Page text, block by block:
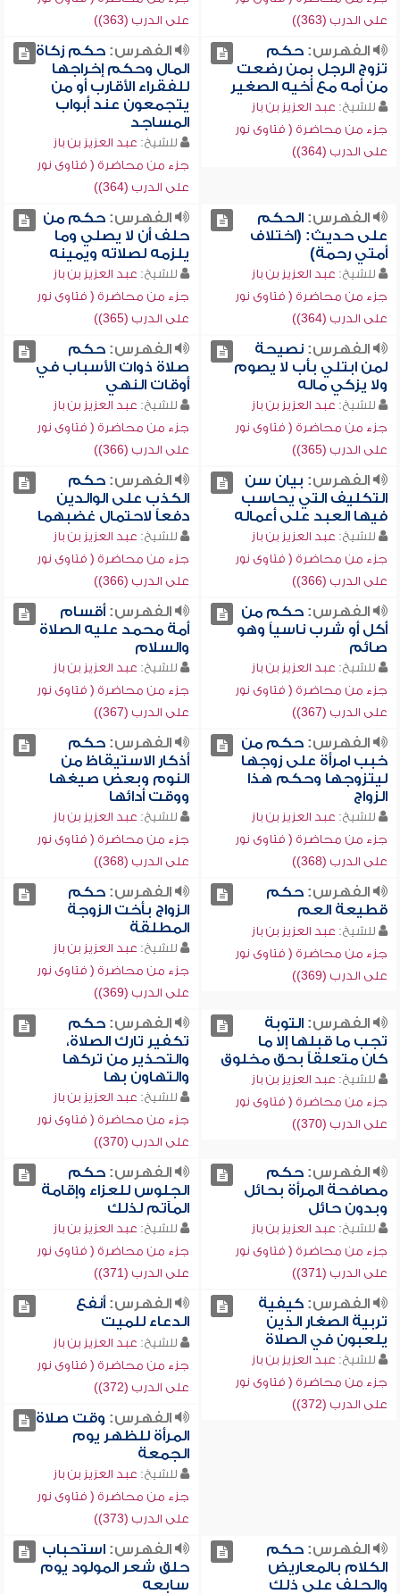
على الدرب (363))
على الدرب (363))
الفهرس:حكم
تزوج الرجل بمن رضعت
من أمه مع أخيه الصغير
للشيخ: عبد العزيز بن باز
جزء من محاضرة ( فتاوى نور
على الدرب (364))
الفهرس:حكم زكاة
المال وحكم إخراجها
للفقراء الأقارب أو من
يتجمعون عند أبواب
المساجد
للشيخ: عبد العزيز بن باز
جزء من محاضرة ( فتاوى نور
على الدرب (364))
الفهرس:الحكم
على حديث: (اختلاف
أمتي رحمة)
للشيخ: عبد العزيز بن باز
جزء من محاضرة ( فتاوى نور
على الدرب (364))
الفهرس:حكم من
حلف أن لا يصلي وما
يلزمه لصلاته ويمينه
للشيخ: عبد العزيز بن باز
جزء من محاضرة ( فتاوى نور
على الدرب (365))
الفهرس:نصيحة
لمن ابتلي بأب لا يصوم
ولا يزكي ماله
للشيخ: عبد العزيز بن باز
جزء من محاضرة ( فتاوى نور
على الدرب (365))
الفهرس:حكم
صلاة ذوات الأسباب في
أوقات النهي
للشيخ: عبد العزيز بن باز
جزء من محاضرة ( فتاوى نور
على الدرب (366))
الفهرس: بيان سن
التكليف التي يحاسب
فيها العبد على أعماله
للشيخ: عبد العزيز بن باز
جزء من محاضرة ( فتاوى نور
على الدرب (366))
الفهرس:حكم
الكذب على الوالدين
دفعاً لاحتمال غضبهما
للشيخ: عبد العزيز بن باز
جزء من محاضرة ( فتاوى نور
على الدرب (366))
الفهرس:حكم من
أكل أو شرب ناسياً وهو
صائم
للشيخ: عبد العزيز بن باز
جزء من محاضرة ( فتاوى نور
على الدرب (367))
الفهرس:أقسام
أمة محمد عليه الصلاة
والسلام
للشيخ: عبد العزيز بن باز
جزء من محاضرة ( فتاوى نور
على الدرب (367))
الفهرس:حكم من
خبب امرأة على زوجها
ليتزوجها وحكم هذا
الزواج
للشيخ: عبد العزيز بن باز
جزء من محاضرة ( فتاوى نور
على الدرب (368))
الفهرس:حكم
أذكار الاستيقاظ من
النوم وبعض صيغها
ووقت أدائها
للشيخ: عبد العزيز بن باز
جزء من محاضرة ( فتاوى نور
على الدرب (368))
الفهرس:حكم
قطيعة العم
للشيخ: عبد العزيز بن باز
جزء من محاضرة ( فتاوى نور
على الدرب (369))
الفهرس:حكم
الزواج بأخت الزوجة
المطلقة
للشيخ: عبد العزيز بن باز
جزء من محاضرة ( فتاوى نور
على الدرب (369))
الفهرس:التوبة
تجب ما قبلها إلا ما
كان متعلقاً بحق مخلوق
للشيخ: عبد العزيز بن باز
جزء من محاضرة ( فتاوى نور
على الدرب (370))
الفهرس:حكم
تكفير تارك الصلاة،
والتحذير من تركها
والتهاون بها
للشيخ: عبد العزيز بن باز
جزء من محاضرة ( فتاوى نور
على الدرب (370))
الفهرس:حكم
مصافحة المرأة بحائل
وبدون حائل
للشيخ: عبد العزيز بن باز
جزء من محاضرة ( فتاوى نور
على الدرب (371))
الفهرس:حكم
الجلوس للعزاء وإقامة
المآتم لذلك
للشيخ: عبد العزيز بن باز
جزء من محاضرة ( فتاوى نور
على الدرب (371))
الفهرس:كيفية
تربية الصغار الذين
يلعبون في الصلاة
للشيخ: عبد العزيز بن باز
جزء من محاضرة ( فتاوى نور
على الدرب (372))
الفهرس:أنفع
الدعاء للميت
للشيخ: عبد العزيز بن باز
جزء من محاضرة ( فتاوى نور
على الدرب (372))
الفهرس: وقت صلاة
المرأة للظهر يوم
الجمعة
للشيخ: عبد العزيز بن باز
جزء من محاضرة ( فتاوى نور
على الدرب (373))
الفهرس:حكم
الكلام بالمعاريض
والحلف على ذلك
الفهرس:استحباب
حلق شعر المولود يوم
سابعه